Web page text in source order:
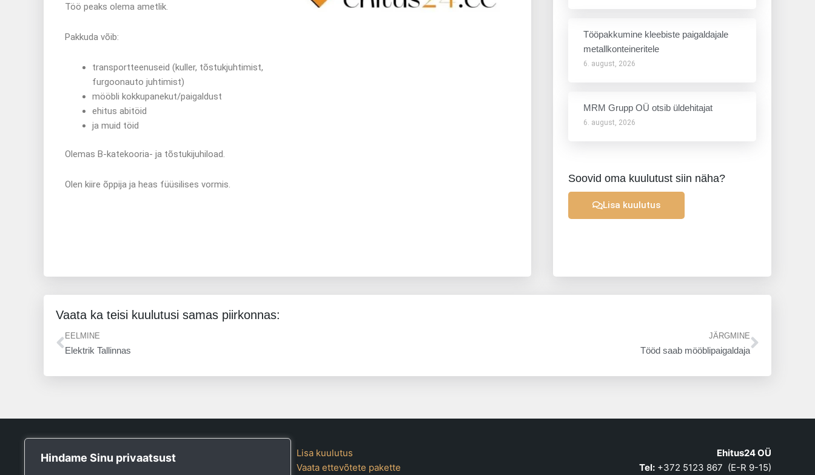
Hindame Sinu privaatsust
Töö peaks olema ametlik.
Pakkuda võib:
transportteenuseid (kuller, tõstukjuhtimist,
furgoonauto juhtimist)
mööbli kokkupanekut/paigaldust
ehitus abitöid
ja muid töid
Olemas B-katekooria- ja tõstukijuhiload.
Olen kiire õppija ja heas füüsilises vormis.
Tööpakkumine kleebiste paigaldajale
metallkonteineritele
6. august, 2026
MRM Grupp OÜ otsib üldehitajat
6. august, 2026
Soovid oma kuulutust siin näha?
Lisa kuulutus
Vaata ka teisi kuulutusi samas piirkonnas:
Prev
EELMINE
Elektrik Tallinnas
JÄRGMINE
Tööd saab mööblipaigaldaja
Tööpank
Lisa kuulutus
Vaata ettevõtete pakette
Ehitus24 OÜ
Tel:+372 5123 867 (E-R 9-15)